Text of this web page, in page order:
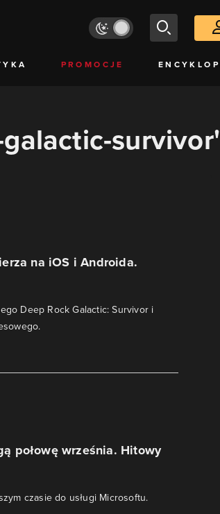
PROMOCJE
na iOS i Androida.
Deep Rock Galactic: Survivor i
połowę września. Hitowy
czasie do usługi Microsoftu.